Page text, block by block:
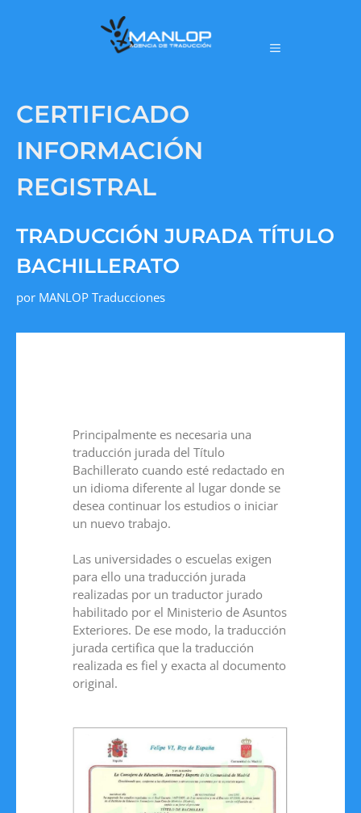
CERTIFICADO
INFORMACIÓN
REGISTRAL
TRADUCCIÓN JURADA TÍTULO
BACHILLERATO
por MANLOP Traducciones
Principalmente es necesaria una
traducción jurada del Título
Bachillerato cuando esté redactado en
un idioma diferente al lugar donde se
desea continuar los estudios o iniciar
un nuevo trabajo.
Las universidades o escuelas exigen
para ello una traducción jurada
realizadas por un traductor jurado
habilitado por el Ministerio de Asuntos
Exteriores. De ese modo, la traducción
jurada certifica que la traducción
realizada es fiel y exacta al documento
original.